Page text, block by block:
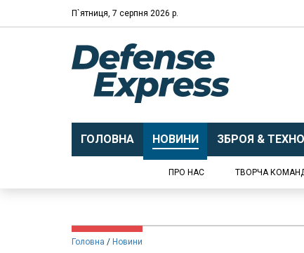
П`ятниця, 7 серпня 2026 р.
ГОЛОВНА НОВИНИ ЗБРОЯ &
ПРО НАС ТВОРЧА
Головна Новини